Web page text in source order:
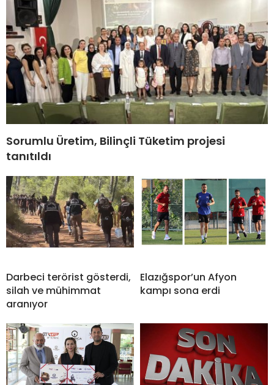
Sorumlu Üretim, Bilinçli Tüketim projesi
tanıtıldı
Darbeci terörist gösterdi,
silah ve mühimmat
aranıyor
Elazığspor’un Afyon
kampı sona erdi